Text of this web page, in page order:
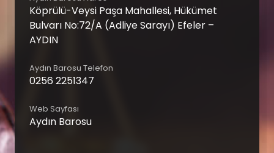
Köprülü-Veysi Paşa Mahallesi, Hükümet
Bulvarı No:72/A (Adliye Sarayı) Efeler –
AYDIN
Aydın Barosu Telefon
0256 2251347
Web Sayfası
Aydın Barosu